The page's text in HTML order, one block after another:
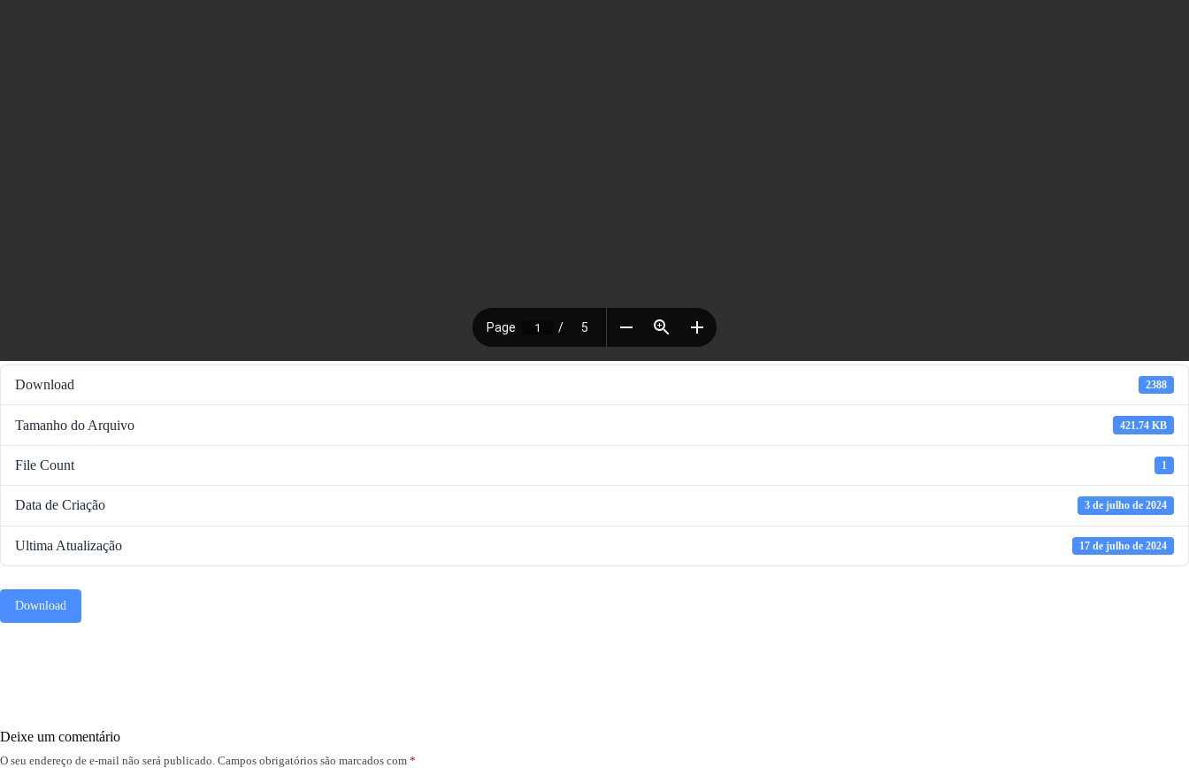
Download 2388
Tamanho do Arquivo 421.74 KB
File Count 1
Data de Criação 3 de julho de 2024
Ultima Atualização 17 de julho de 2024
Download
Deixe um comentário
O seu endereço de e-mail não será publicado. Campos obrigatórios são marcados com *